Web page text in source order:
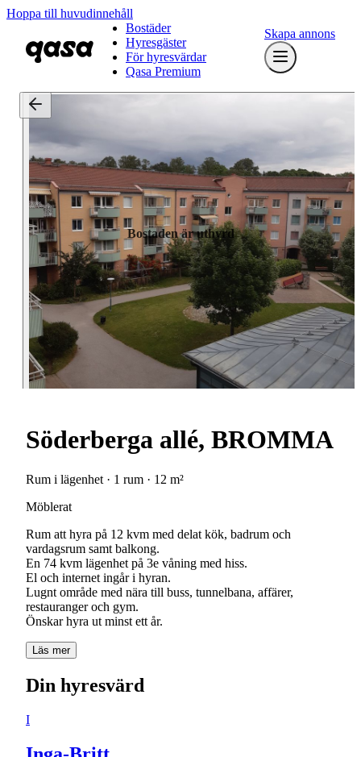
Hoppa till huvudinnehåll
Bostäder
Hyresgäster
För hyresvärdar
Qasa Premium
Skapa annons
Bostaden är uthyrd
Söderberga allé, BROMMA
Rum i lägenhet · 1 rum · 12 m²
Möblerat
Rum att hyra på 12 kvm med delat kök, badrum och
vardagsrum samt balkong.
En 74 kvm lägenhet på 3e våning med hiss.
El och internet ingår i hyran.
Lugnt område med nära till buss, tunnelbana, affärer,
restauranger och gym.
Önskar hyra ut minst ett år.
Läs mer
Din hyresvärd
I